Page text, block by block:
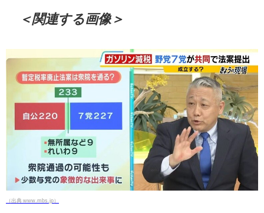
＜関連する画像＞
（出典 www.mbs.jp）